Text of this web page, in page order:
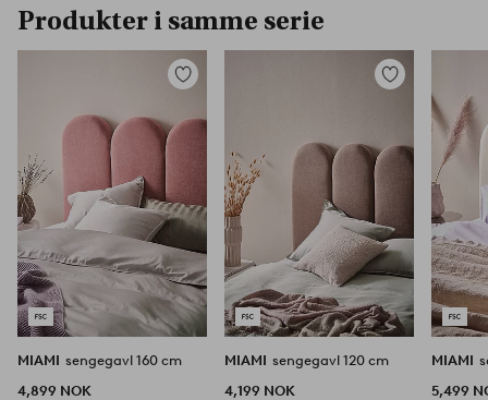
Produkter i samme serie
Legg
MIAMI sengegavl 160 cm
4,899 NOK
Legg
favoritter
MIAMI sengegavl 120 cm
4,199 NOK
MIAMI
5,499